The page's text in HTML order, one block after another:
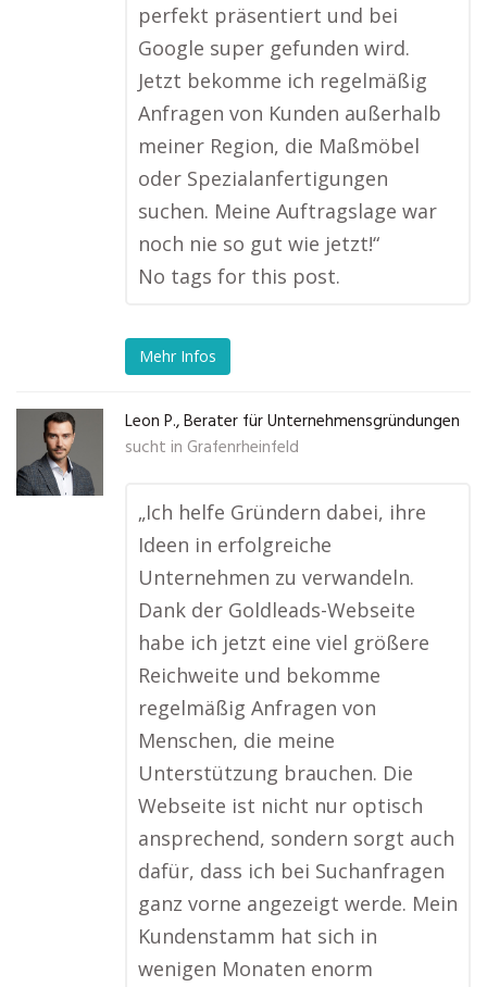
perfekt präsentiert und bei
Google super gefunden wird.
Jetzt bekomme ich regelmäßig
Anfragen von Kunden außerhalb
meiner Region, die Maßmöbel
oder Spezialanfertigungen
suchen. Meine Auftragslage war
noch nie so gut wie jetzt!“
No tags for this post.
Mehr Infos
Leon P., Berater für Unternehmensgründungen
sucht in Grafenrheinfeld
„Ich helfe Gründern dabei, ihre
Ideen in erfolgreiche
Unternehmen zu verwandeln.
Dank der Goldleads-Webseite
habe ich jetzt eine viel größere
Reichweite und bekomme
regelmäßig Anfragen von
Menschen, die meine
Unterstützung brauchen. Die
Webseite ist nicht nur optisch
ansprechend, sondern sorgt auch
dafür, dass ich bei Suchanfragen
ganz vorne angezeigt werde. Mein
Kundenstamm hat sich in
wenigen Monaten enorm